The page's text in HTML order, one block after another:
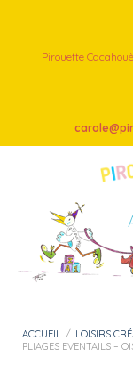
Pirouette
ACCUEIL / LOISIRS
PLIAGES EVENTAILS –